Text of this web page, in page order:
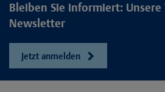
Bleiben Sie informiert:
Newsletter
Jetzt anmelden